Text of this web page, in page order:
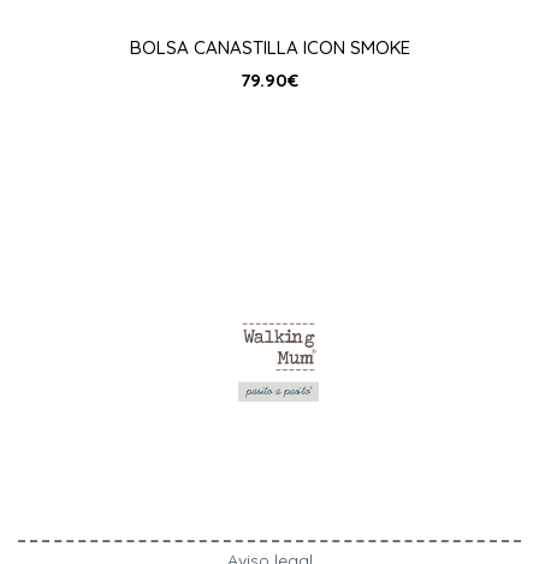
BOLSA CANASTILLA ICON SMOKE
79.90€